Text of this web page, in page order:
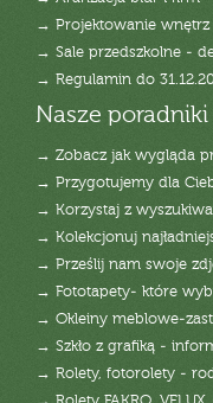
→ Projektowanie wnętrz
→ Sale przedszkolne -
→ Regulamin do
Nasze poradniki
→ Zobacz jak wygląda
→ Przygotujemy dla
→ Korzystaj z
→ Kolekcjonuj
→ Prześlij nam swoje
→ Fototapety- które
→ Okleiny meblowe-
→ Szkło z grafiką -
→ Rolety, fotorolety -